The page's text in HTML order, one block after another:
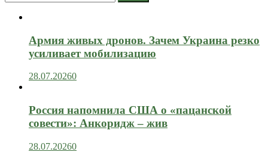
Армия живых дронов. Зачем Украина резко
усиливает мобилизацию
28.07.20260
Россия напомнила США о «пацанской
совести»: Анкоридж – жив
28.07.20260